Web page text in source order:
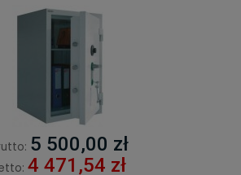
5 500,00 zł
4 471,54 zł